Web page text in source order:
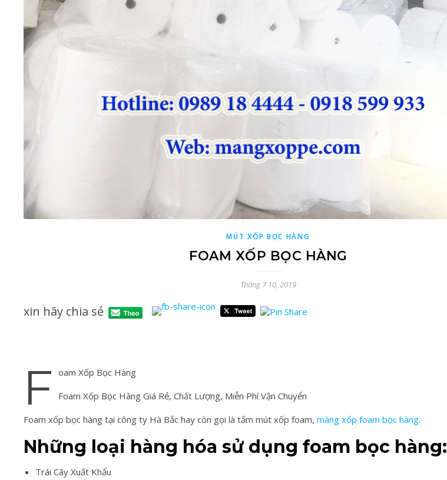
MÚT XỐP BỌC HÀNG
FOAM XỐP BỌC HÀNG
Tháng 7 10, 2019
xin hãy chia sẻ
F oam Xốp Bọc Hàng
Foam Xốp Bọc Hàng Giá Rẻ, Chất Lượng, Miễn Phí Vận Chuyển
Foam xốp bọc hàng tại công ty Hà Bắc hay còn gọi là tấm mút xốp foam, màng xốp foam bọc hàng.
Những loại hàng hóa sử dụng foam bọc hàng:
Trái Cây Xuất Khẩu